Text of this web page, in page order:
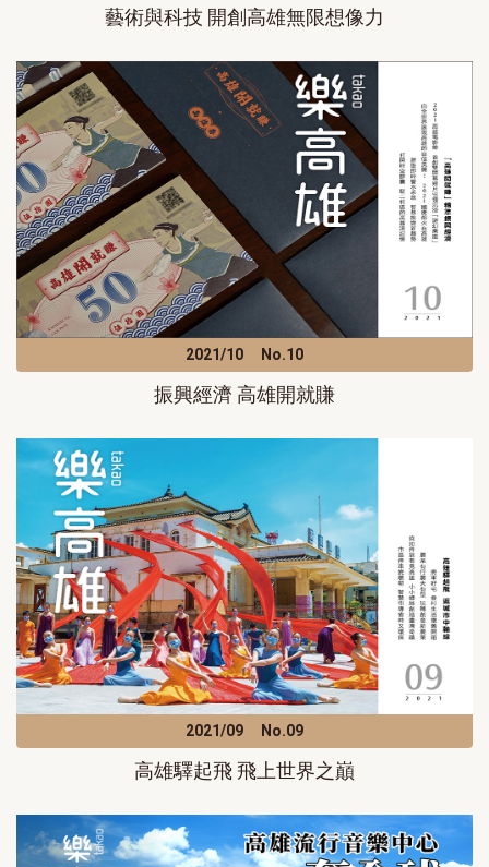
藝術與科技 開創高雄無限想像力
2021/10 No.10
振興經濟 高雄開就賺
2021/09 No.09
高雄驛起飛 飛上世界之巔